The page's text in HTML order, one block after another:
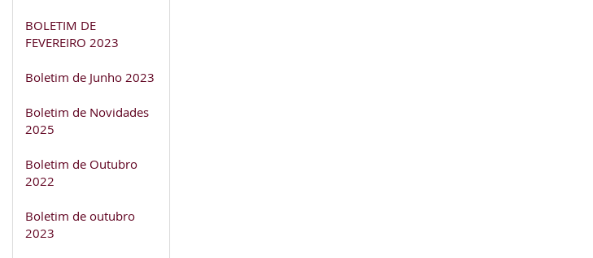
BOLETIM DE
FEVEREIRO 2023
Boletim de Junho 2023
Boletim de Novidades
2025
Boletim de Outubro
2022
Boletim de outubro
2023